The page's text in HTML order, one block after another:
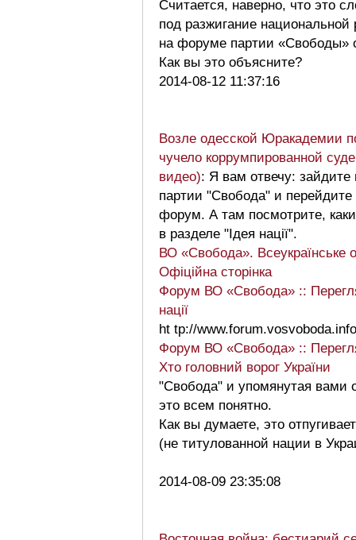
Считается, наверно, что это
под разжигание
на форуме партии «Свободы»
Как вы это объясните?
2014-08-12 11:37:16
Возле одесской Юракадемии
чучело коррумпированной
видео): Я вам отвечу:
партии "Свобода" и
форум. А там посмотрите,
в разделе "Ідея нації".
ВО «Свобода». Всеукраїнське
Офіційна сторінка
Форум ВО «Свобода» ::
нації
ht tp://
Форум ВО «Свобода» ::
Хто головний ворог України
"Свобода" и упомянутая вами
это всем понятно.
Как вы думаете, это
(не титулованной нации в
2014-08-09 23:35:08